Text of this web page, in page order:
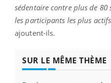
sédentaire contre plus de 80
les participants les plus
ajoutent-ils.
SUR LE MÊME THÈME